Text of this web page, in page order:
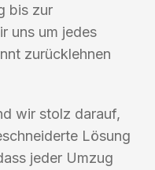
bis zur
uns um jedes
zurücklehnen
wir stolz darauf,
Lösung
jeder Umzug